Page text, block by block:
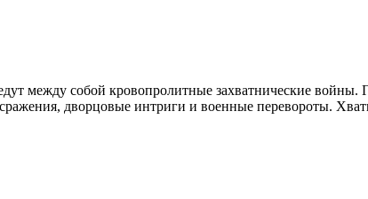
между собой кровопролитные захватнические войны.
дворцовые интриги и военные перевороты.